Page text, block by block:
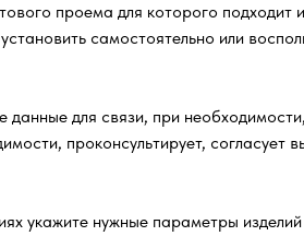
проема для которого подходит
самостоятельно или
для связи, при
проконсультирует, согласует
укажите нужные параметры изделий